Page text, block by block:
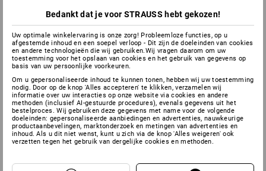
Bedankt dat je voor STRAUSS hebt gekozen!
Uw optimale winkelervaring is onze zorg! Probleemloze functies, op u
afgestemde inhoud en een soepel verloop - Dit zijn de doeleinden van cookies
en andere technologieën die wij gebruiken.Wij vragen daarom om uw
toestemming voor het opslaan van cookies en het gebruik van gegevens op
basis van uw persoonlijke voorkeuren.
Om u gepersonaliseerde inhoud te kunnen tonen, hebben wij uw toestemming
nodig. Door op de knop 'Alles accepteren' te klikken, verzamelen wij
informatie over uw interacties op onze website via cookies en andere
methoden (inclusief AI-gestuurde procedures), evenals gegevens uit het
bestelproces. Wij gebruiken deze gegevens met name voor de volgende
doeleinden: gepersonaliseerde aanbiedingen en advertenties, nauwkeurige
productaanbevelingen, marktonderzoek en metingen van advertenties en
inhoud. Als u dit niet wenst, kunt u zich via de knop 'Alles weigeren' ook
verzetten tegen het gebruik van dergelijke cookies en methoden.